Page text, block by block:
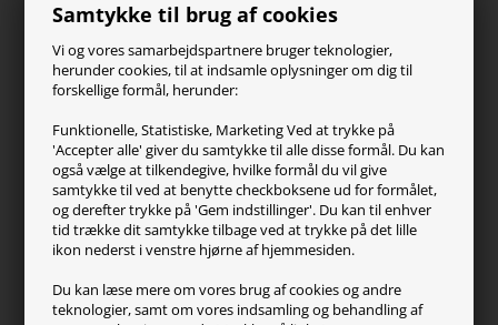
Samtykke til brug af cookies
Vi og vores samarbejdspartnere bruger teknologier,
herunder cookies, til at indsamle oplysninger om dig til
forskellige formål, herunder:
Funktionelle, Statistiske, Marketing Ved at trykke på
'Accepter alle' giver du samtykke til alle disse formål. Du kan
også vælge at tilkendegive, hvilke formål du vil give
samtykke til ved at benytte checkboksene ud for formålet,
og derefter trykke på 'Gem indstillinger'. Du kan til enhver
tid trække dit samtykke tilbage ved at trykke på det lille
ikon nederst i venstre hjørne af hjemmesiden.
Du kan læse mere om vores brug af cookies og andre
teknologier, samt om vores indsamling og behandling af
SteelSeries
ZOWIE
Turtle Beach
Kundeservice
Kontakt os
FAQ
Handelsvilkår
Reklamation